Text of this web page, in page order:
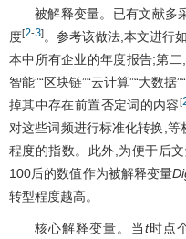
被解释变量。已有文献多
度[2-3]。参考该做法,本文进行
本中所有企业的年度报告;第
智能”“区块链”“云计算”“大数
掉其中存在前置否定词的内容[
对这些词频进行标准化转换,
程度的指数。此外,为便于后
100后的数值作为被解释变量
转型程度越高。
核心解释变量。当t时点